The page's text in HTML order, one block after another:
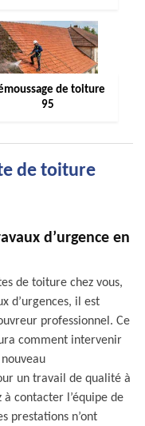
de toiture
95
de toiture
d’urgence en
de toiture chez vous,
d’urgences, il est
professionnel. Ce
comment intervenir
un travail de qualité à
contacter l’équipe de
prestations n’ont